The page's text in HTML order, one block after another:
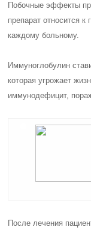
Побочные эффекты
препарат относится
каждому больному.
Иммуноглобулин
которая угрожает
иммунодефицит,
После лечения